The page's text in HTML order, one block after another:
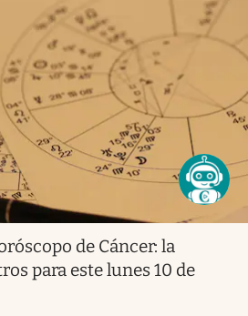
de Cáncer: la
para este lunes 10 de